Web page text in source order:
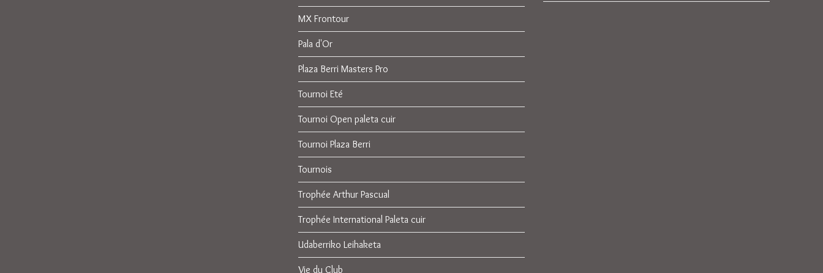
MX Frontour
Pala d'Or
Plaza Berri Masters Pro
Tournoi Eté
Tournoi Open paleta cuir
Tournoi Plaza Berri
Tournois
Trophée Arthur Pascual
Trophée International Paleta cuir
Udaberriko Leihaketa
Vie du Club